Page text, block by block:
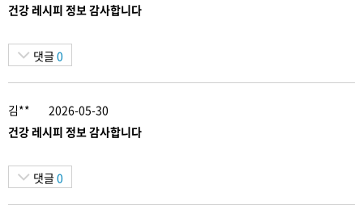
건강 레시피 정보 감사합니다
댓글 0
김**
2026-05-30
건강 레시피 정보 감사합니다
댓글 0